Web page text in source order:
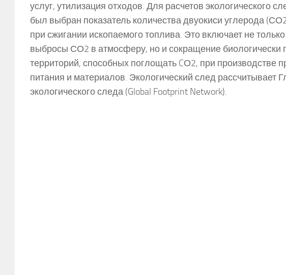
услуг, утилизация отходов. Для расчетов экологического
был выбран показатель количества двуокиси углерода
при сжигании ископаемого топлива. Это включает не
выбросы СО2 в атмосферу, но и сокращение биологически
территорий, способных поглощать CО2, при производстве
питания и материалов. Экологический след рассчитывает
экологического следа (Global Footprint Network).